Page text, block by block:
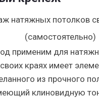
применим для
краях имеет
из прочного
клиновидную